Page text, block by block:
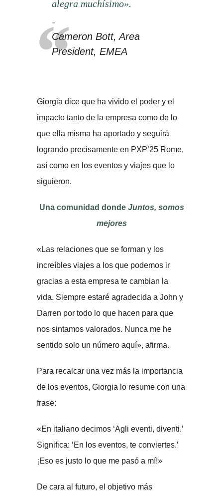
alegra muchísimo».
Cameron Bott, Area
President, EMEA
Giorgia dice que ha vivido el poder y el
impacto tanto de la empresa como de lo
que ella misma ha aportado y seguirá
logrando precisamente en PXP’25 Rome,
así como en los eventos y viajes que lo
siguieron.
Una comunidad donde Juntos, somos
mejores
«Las relaciones que se forman y los
increíbles viajes a los que podemos ir
gracias a esta empresa te cambian la
vida. Siempre estaré agradecida a John y
Darren por todo lo que hacen para que
nos sintamos valorados. Nunca me he
sentido solo un número aquí», afirma.
Para recalcar una vez más la importancia
de los eventos, Giorgia lo resume con una
frase:
«En italiano decimos ‘Agli eventi, diventi.’
Significa: ‘En los eventos, te conviertes.’
¡Eso es justo lo que me pasó a mí!»
De cara al futuro, el objetivo más